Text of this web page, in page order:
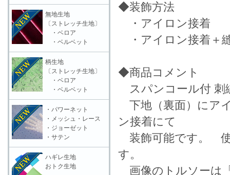
◆装飾方法
・アイロン接着
・アイロン接着＋
◆商品コメント
スパンコール付 刺
下地（裏面）にア
ン接着にて
装飾可能です。 使
す。
画像のトルソーは
無地生地
〔ストレッチ生地〕
・ベロア
・ベルベット
柄生地
〔ストレッチ生地〕
・ベロア
・ベルベット
・パワーネット
・メッシュ・レース
・ジョーゼット
・サテン
ハギレ生地
おトク生地